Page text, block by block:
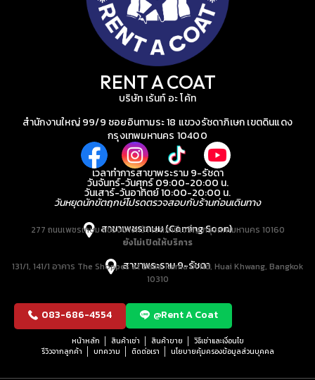
RENT A COAT
บริษัท เร้นท์ อะ โค้ท
สำนักงานใหญ่ 99/9 ซอยอินทามระ 18 แขวงรัชดาภิเษก เขตดินแดง
กรุงเทพมหานคร 10400
เวลาทำการสาขาพระราม 9-รัชดา
วันจันทร์-วันศุกร์ 09:00-20:00 น.
วันเสาร์-วันอาทิตย์ 10:00-20:00 น.
วันหยุดนักขัตฤกษ์โปรดตรวจสอบกับร้านก่อนเดินทาง
สาขาเพชรเกษม (Coming Soon)
277 ถนนเพชรเกษม แขวงบางหว้า เขตภาษีเจริญ กรุงเทพมหานคร 10160
ยังไม่เปิดให้บริการ
สาขาพระราม 9-รัชดา
131/1, 141/1 อาคาร The Shoppes at Belle, Rama IX Rd, Huai Khwang, Bangkok
10310
083-686-4554 @Rent A Coat
หน้าหลัก สินค้าเช่า สินค้าขาย
วิธีเช่าและเงื่อนไข
รีวิวจากลูกค้า
บทความ ติดต่อเรา นโยบายคุ้มครองข้อมูลส่วนบุคคล